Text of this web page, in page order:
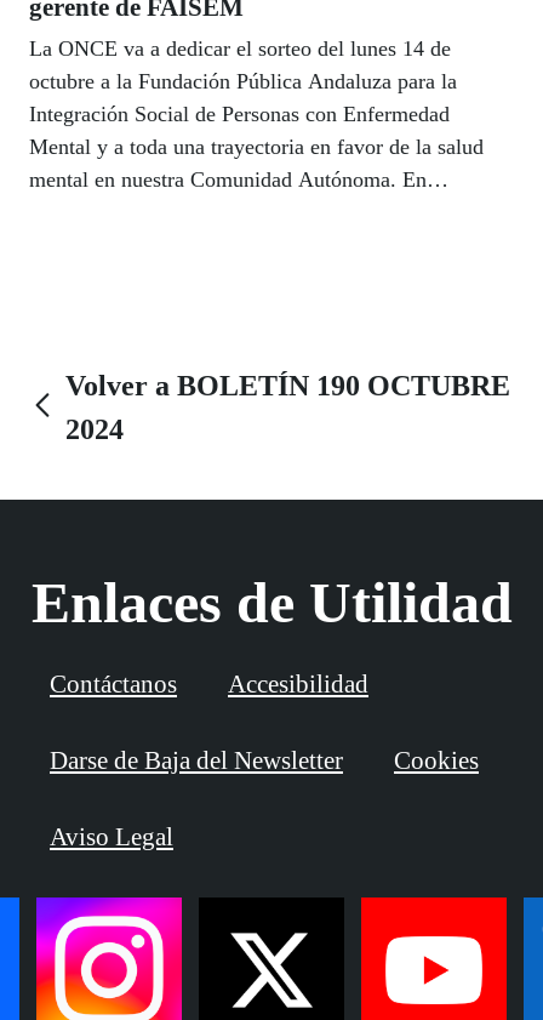
gerente de FAISEM
La ONCE va a dedicar el sorteo del lunes 14 de
octubre a la Fundación Pública Andaluza para la
Integración Social de Personas con Enfermedad
Mental y a toda una trayectoria en favor de la salud
mental en nuestra Comunidad Autónoma. En
sociedad no es un camino fácil pero aboga por la suma
de esfuerzos y la participación colectiva para
conseguir esa meta.
Volver a BOLETÍN 190 OCTUBRE
2024
Enlaces de Utilidad
Contáctanos Accesibilidad
Darse de Baja del Newsletter Cookies
Aviso Legal